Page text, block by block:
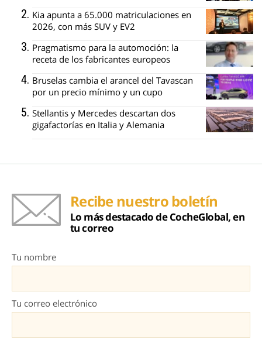
Kia apunta a 65.000 matriculaciones en
2026, con más SUV y EV2
Pragmatismo para la automoción: la
receta de los fabricantes europeos
Bruselas cambia el arancel del Tavascan
por un precio mínimo y un cupo
Stellantis y Mercedes descartan dos
gigafactorías en Italia y Alemania
Recibe nuestro boletín
Lo más destacado de CocheGlobal, en
tu correo
Tu nombre
Tu correo electrónico